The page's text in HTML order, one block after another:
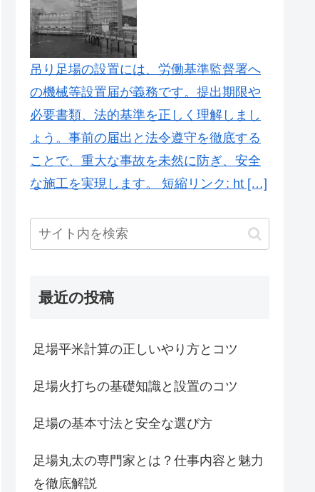
吊り足場の設置には、労働基準監督署へ
の機械等設置届が義務です。提出期限や
必要書類、法的基準を正しく理解しまし
ょう。事前の届出と法令遵守を徹底する
ことで、重大な事故を未然に防ぎ、安全
な施工を実現します。 短縮リンク: ht […]
最近の投稿
足場平米計算の正しいやり方とコツ
足場火打ちの基礎知識と設置のコツ
足場の基本寸法と安全な選び方
足場丸太の専門家とは？仕事内容と魅力
を徹底解説